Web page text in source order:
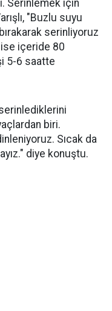
Serinlemek için
"Buzlu suyu
serinliyoruz
ise içeride 80
5-6 saatte
biri.
Sıcak da
diye konuştu.